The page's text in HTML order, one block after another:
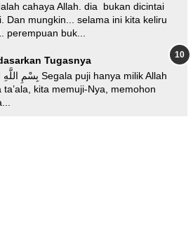
cahaya Allah. dia bukan dicintai
Dan mungkin... selama ini kita keliru
perempuan buk...
Tugasnya
kita memuji-Nya, memohon